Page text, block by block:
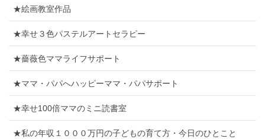
★絵画教室作品
★幸せ３色パステルアートセラピー
★薔薇色ママライフサポート
★ママ・パパへハッピーママ・パパサポート
★幸せ100倍ママのミニ読書室
★私の年収１０００万円の子どもの育て方・今日のひとこと